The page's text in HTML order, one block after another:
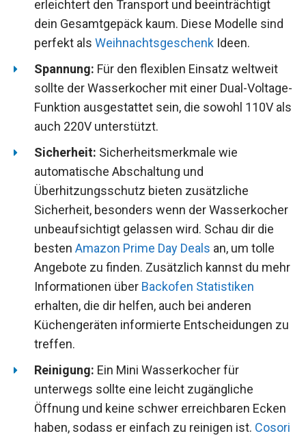
erleichtert den Transport und beeinträchtigt
dein Gesamtgepäck kaum. Diese Modelle sind
perfekt als Weihnachtsgeschenk Ideen.
Spannung: Für den flexiblen Einsatz weltweit
sollte der Wasserkocher mit einer Dual-Voltage-
Funktion ausgestattet sein, die sowohl 110V als
auch 220V unterstützt.
Sicherheit: Sicherheitsmerkmale wie
automatische Abschaltung und
Überhitzungsschutz bieten zusätzliche
Sicherheit, besonders wenn der Wasserkocher
unbeaufsichtigt gelassen wird. Schau dir die
besten Amazon Prime Day Deals an, um tolle
Angebote zu finden. Zusätzlich kannst du mehr
Informationen über Backofen Statistiken
erhalten, die dir helfen, auch bei anderen
Küchengeräten informierte Entscheidungen zu
treffen.
Reinigung: Ein Mini Wasserkocher für
unterwegs sollte eine leicht zugängliche
Öffnung und keine schwer erreichbaren Ecken
haben, sodass er einfach zu reinigen ist. Cosori